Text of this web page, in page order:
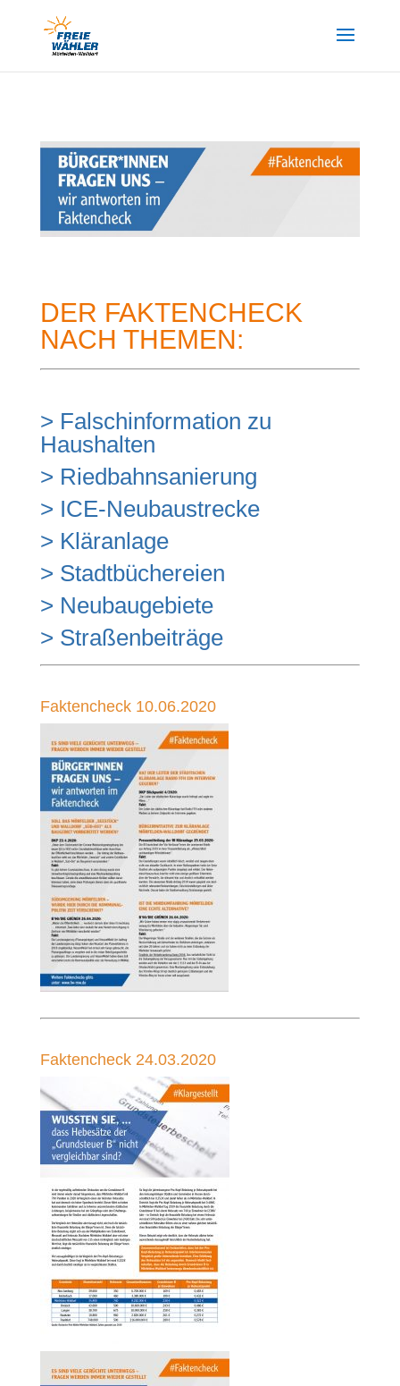
DER FAKTENCHECK
NACH THEMEN:
> Falschinformation zu
Haushalten
> Riedbahnsanierung
> ICE-Neubaustrecke
> Kläranlage
> Stadtbüchereien
> Neubaugebiete
> Straßenbeiträge
Faktencheck 10.06.2020
Faktencheck 24.03.2020